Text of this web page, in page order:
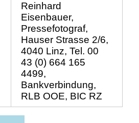
Reinhard
Eisenbauer,
Pressefotograf,
Hauser Strasse 2/6,
4040 Linz, Tel. 00
43 (0) 664 165
4499,
Bankverbindung,
RLB OOE, BIC RZ